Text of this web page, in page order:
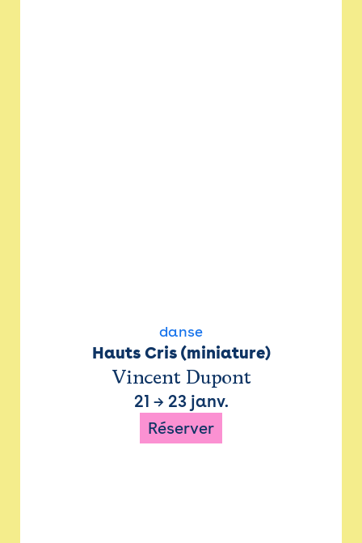
danse
Hauts Cris (miniature)
Vincent Dupont
21 → 23 janv.
Réserver